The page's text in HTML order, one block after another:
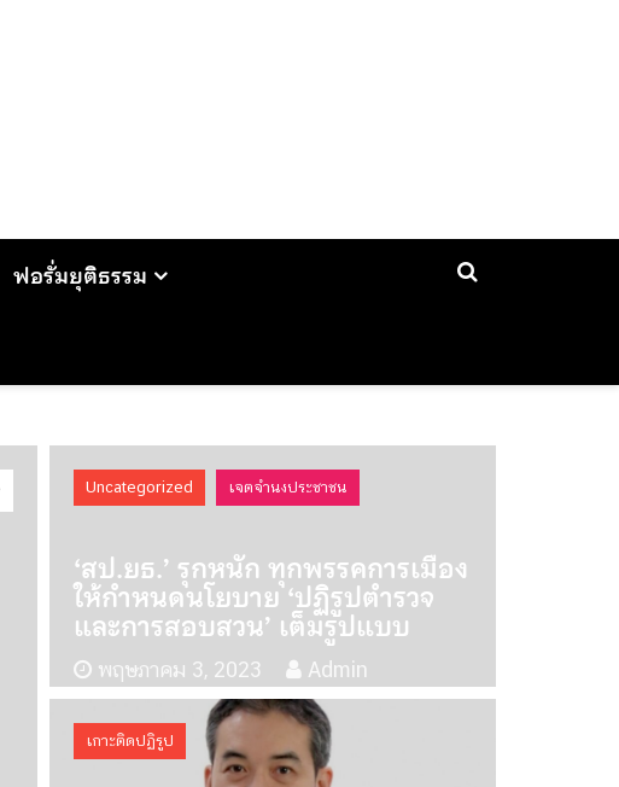
ฟอรั่มยุติธรรม
ยุติธรรมวิวัฒน์ - พันตำรวจเอก วิรุตม์ ศิริสวัสดิบุตร
Uncategorized เจตจำนงประชาชน
‘สป.ยธ.’ รุกหนัก ทุกพรรคการเมือง
ให้กำหนดนโยบาย ‘ปฏิรูปตำรวจ
และการสอบสวน’ เต็มรูปแบบ
พฤษภาคม 3, 2023 Admin
เกาะติดปฏิรูป